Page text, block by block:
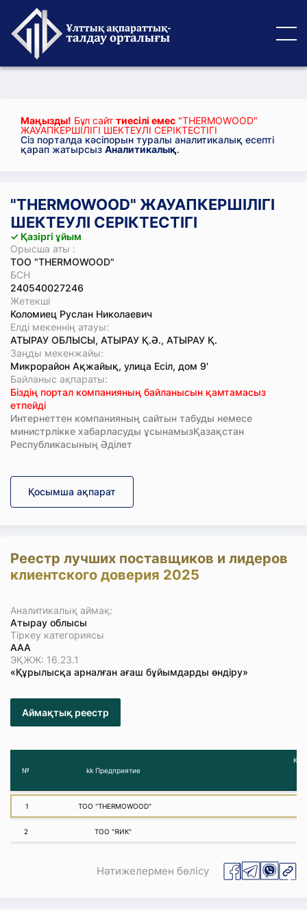
Маңызды! Бұл сайт тиесілі емес "THERMOWOOD"
ЖАУАПКЕРШІЛІГІ ШЕКТЕУЛІ СЕРІКТЕСТІГІ
Сіз порталда кәсіпорын туралы аналитикалық есепті
қарап жатырсыз Аналитикалық.
"THERMOWOOD" ЖАУАПКЕРШІЛІГІ
ШЕКТЕУЛІ СЕРІКТЕСТІГІ
✓ Қазіргі ұйым
Орысша аты :
ТОО "THERMOWOOD"
БСН
240540027246
Жетекші
Коломиец Руслан Николаевич
Елді мекеннің атауы:
АТЫРАУ ОБЛЫСЫ, АТЫРАУ Қ.Ә., АТЫРАУ Қ.
Заңды мекенжайы:
Микрорайон Ақжайық, улица Есіл, дом 9'
Байланыс ақпараты:
Біздің портал компанияның байланысын қамтамасыз
етпейді
Интернеттен компанияның сайтын табуды немесе
министрлікке хабарласуды ұсынамызҚазақстан
Республикасының Әділет
Қосымша ақпарат
Реестр лучших поставщиков и лидеров
клиентского доверия 2025
Аналитикалық аймақ:
Атырау облысы
Тіркеу категориясы
ААА
ЭҚЖЖ: 16.23.1
«Құрылысқа арналған ағаш бұйымдарды өндіру»
Аймақтық реестр
№ kk Предприятие
1 ТОО "THERMOWOOD"
2 ТОО "ЯИК"
Нәтижелермен бөлісу